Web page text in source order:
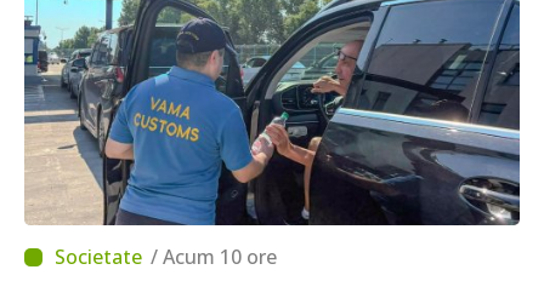
/ Acum 10 ore